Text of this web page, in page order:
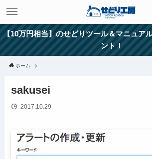
【10万円相当】のせどりツール＆マニュア
ント！
ホーム
sakusei
2017.10.29